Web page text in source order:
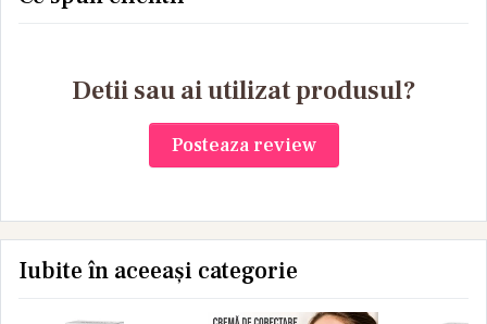
Detii sau ai utilizat produsul?
Posteaza review
Iubite în aceeași categorie